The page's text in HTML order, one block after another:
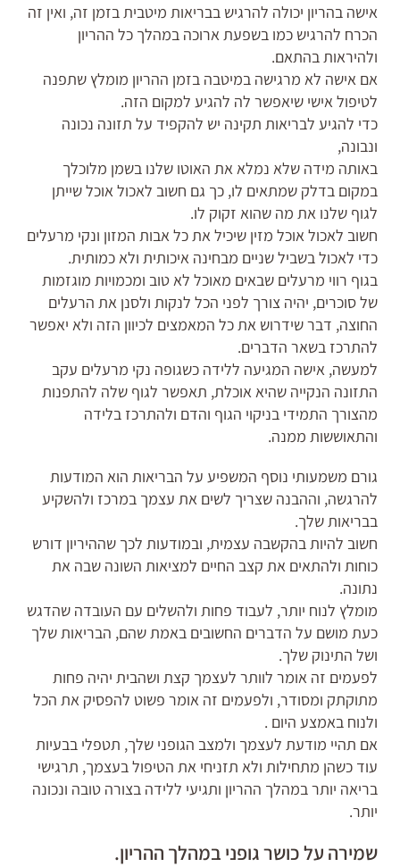
אישה בהריון יכולה להרגיש בבריאות מיטבית בזמן זה, ואין זה
הכרח להרגיש כמו בשפעת ארוכה במהלך כל ההריון
ולהיראות בהתאם.
אם אישה לא מרגישה במיטבה בזמן ההריון מומלץ שתפנה
לטיפול אישי שיאפשר לה להגיע למקום הזה.
כדי להגיע לבריאות תקינה יש להקפיד על תזונה נכונה
ונבונה,
באותה מידה שלא נמלא את האוטו שלנו בשמן מלוכלך
במקום בדלק שמתאים לו, כך גם חשוב לאכול אוכל שייתן
לגוף שלנו את מה שהוא זקוק לו.
חשוב לאכול אוכל מזין שיכיל את כל אבות המזון ונקי מרעלים
כדי לאכול בשביל שניים מבחינה איכותית ולא כמותית.
בגוף רווי מרעלים שבאים מאוכל לא טוב ומכמויות מוגזמות
של סוכרים, יהיה צורך לפני הכל לנקות ולסנן את הרעלים
החוצה, דבר שידרוש את כל המאמצים לכיוון הזה ולא יאפשר
להתרכז בשאר הדברים.
למעשה, אישה המגיעה ללידה כשגופה נקי מרעלים עקב
התזונה הנקייה שהיא אוכלת, תאפשר לגוף שלה להתפנות
מהצורך התמידי בניקוי הגוף והדם ולהתרכז בלידה
והתאוששות ממנה.
גורם משמעותי נוסף המשפיע על הבריאות הוא המודעות
להרגשה, וההבנה שצריך לשים את עצמך במרכז ולהשקיע
בבריאות שלך.
חשוב להיות בהקשבה עצמית, ובמודעות לכך שההיריון דורש
כוחות ולהתאים את קצב החיים למציאות השונה שבה את
נתונה.
מומלץ לנוח יותר, לעבוד פחות ולהשלים עם העובדה שהדגש
כעת מושם על הדברים החשובים באמת שהם, הבריאות שלך
ושל התינוק שלך.
לפעמים זה אומר לוותר לעצמך קצת ושהבית יהיה פחות
מתוקתק ומסודר, ולפעמים זה אומר פשוט להפסיק את הכל
ולנוח באמצע היום .
אם תהיי מודעת לעצמך ולמצב הגופני שלך, תטפלי בבעיות
עוד כשהן מתחילות ולא תזניחי את הטיפול בעצמך, תרגישי
בריאה יותר במהלך ההריון ותגיעי ללידה בצורה טובה ונכונה
יותר.
שמירה על כושר גופני במהלך ההריון.